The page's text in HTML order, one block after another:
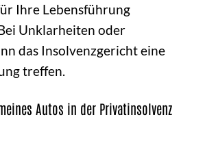
Ihre Lebensführung
Unklarheiten oder
das Insolvenzgericht eine
treffen.
Autos in der Privatinsolvenz